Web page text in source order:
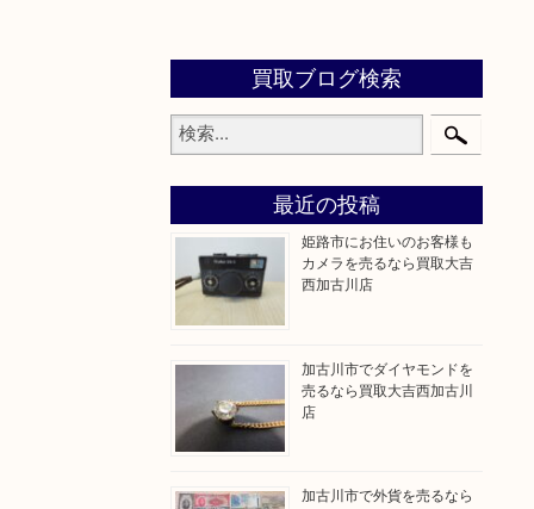
買取ブログ検索
最近の投稿
姫路市にお住いのお客様も
カメラを売るなら買取大吉
西加古川店
加古川市でダイヤモンドを
売るなら買取大吉西加古川
店
加古川市で外貨を売るなら